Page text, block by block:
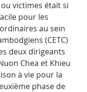
victimes était si
pour les
au sein
(CETC)
deux dirigeants
Chea et Khieu
à vie pour la
phase de